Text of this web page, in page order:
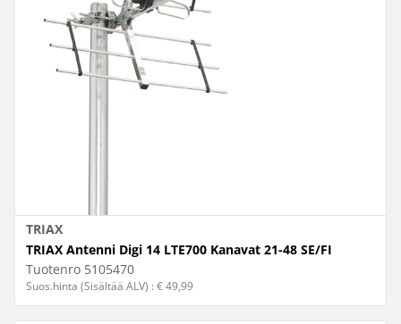
TRIAX
TRIAX Antenni Digi 14 LTE700 Kanavat 21-48 SE/FI
Tuotenro 5105470
Suos.hinta (Sisältää ALV) : € 49,99